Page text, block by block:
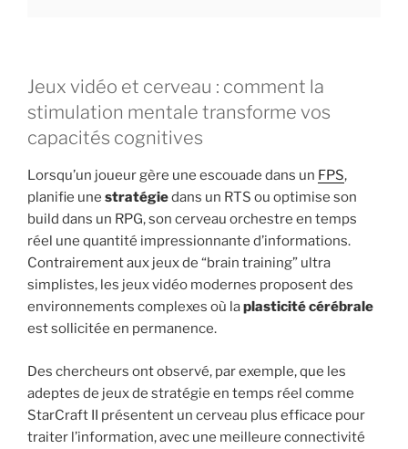
Jeux vidéo et cerveau : comment la
stimulation mentale transforme vos
capacités cognitives
Lorsqu’un joueur gère une escouade dans un FPS,
planifie une stratégiedans un RTS ou optimise son
build dans un RPG, son cerveau orchestre en temps
réel une quantité impressionnante d’informations.
Contrairement aux jeux de “brain training” ultra
simplistes, les jeux vidéo modernes proposent des
environnements complexes où laplasticité cérébrale
est sollicitée en permanence.
Des chercheurs ont observé, par exemple, que les
adeptes de jeux de stratégie en temps réel comme
StarCraft II présentent un cerveau plus efficace pour
traiter l’information, avec une meilleure connectivité